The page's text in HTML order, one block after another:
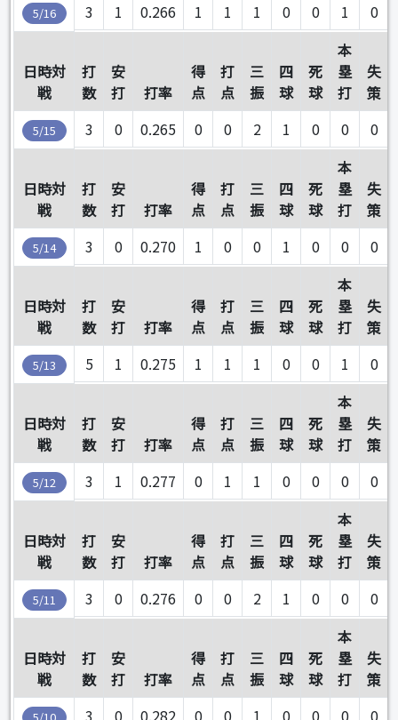
5/16 3 1 0.266 1 1 1 0 0 1 0
日時対
戦
打
数
安
打
打率
得
点
打
点
三
振
四
球
死
球
本
塁
打
失
策
5/15 3 0 0.265 0 0 2 1 0 0 0
日時対
戦
打
数
安
打
打率
得
点
打
点
三
振
四
球
死
球
本
塁
打
失
策
5/14 3 0 0.270 1 0 0 1 0 0 0
日時対
戦
打
数
安
打
打率
得
点
打
点
三
振
四
球
死
球
本
塁
打
失
策
5/13 5 1 0.275 1 1 1 0 0 1 0
日時対
戦
打
数
安
打
打率
得
点
打
点
三
振
四
球
死
球
本
塁
打
失
策
5/12 3 1 0.277 0 1 1 0 0 0 0
日時対
戦
打
数
安
打
打率
得
点
打
点
三
振
四
球
死
球
本
塁
打
失
策
5/11 3 0 0.276 0 0 2 1 0 0 0
日時対
戦
打
数
安
打
打率
得
点
打
点
三
振
四
球
死
球
本
塁
打
失
策
3 0 0.282 0 0 1 0 0 0 0